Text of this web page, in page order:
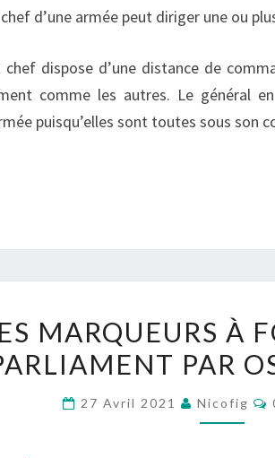
d’une armée peut diriger une ou
chef dispose d’une distance de
comme les autres. Le général
puisqu’elles sont toutes sous son
À
KING
MARQUEURS À
PAR
27 Avril 2021 Nicofig